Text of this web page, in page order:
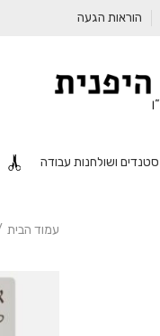
הוראות הגעה
סטנדים ושולחנות עבודה
עמוד הבית